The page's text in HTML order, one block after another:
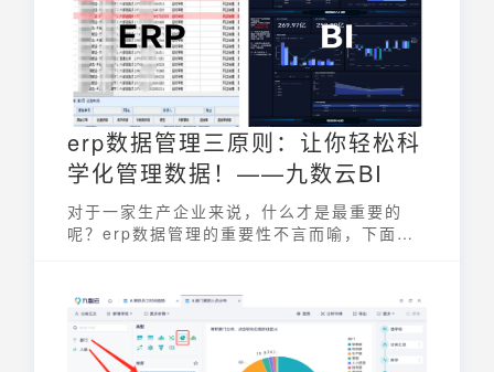
erp数据管理三原则：让你轻松科
学化管理数据！——九数云BI
对于一家生产企业来说，什么才是最重要的
呢？erp数据管理的重要性不言而喻，下面让